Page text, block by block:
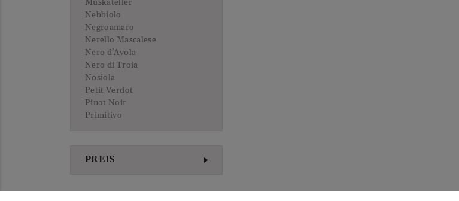
Muskateller
Nebbiolo
Negroamaro
Nerello Mascalese
Nero d’Avola
Nero di Troia
Nosiola
Petit Verdot
Pinot Noir
Primitivo
Sangiovese
Sauvignon Blanc
Sylvaner
PREIS